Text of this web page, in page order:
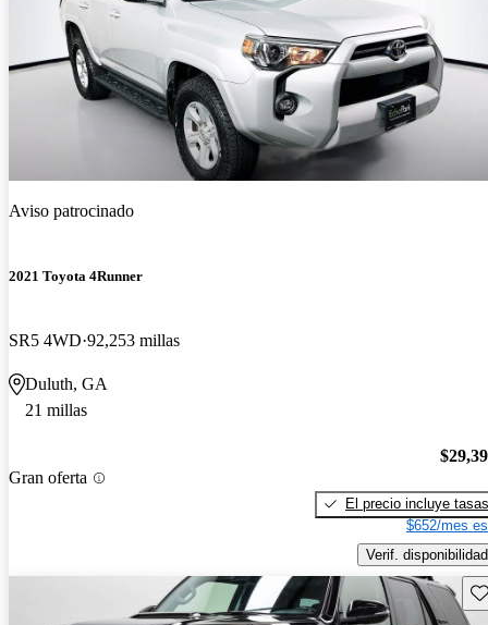
Aviso patrocinado
2021 Toyota 4Runner
SR5 4WD 92,253 millas
Duluth, GA
21 millas
Gran oferta
El precio incluye tasas
$652/mes
Verif. disponibilidad